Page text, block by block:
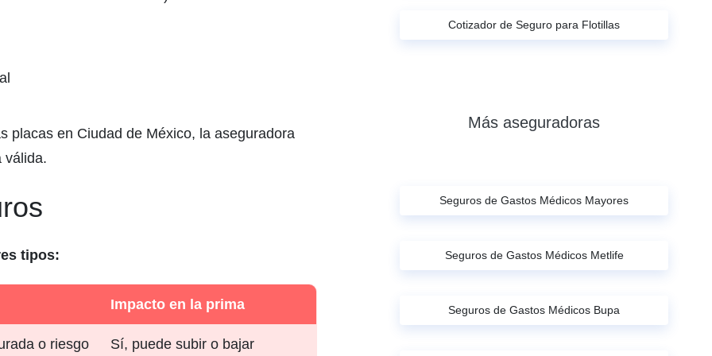
placas en Ciudad de México, la aseguradora
válida.
tipos:
Impacto en la prima
o riesgo Sí, puede subir o bajar
Cotizador de Seguro para Flotillas
Más aseguradoras
Seguros de Gastos Médicos Mayores
Seguros de Gastos Médicos Metlife
Seguros de Gastos Médicos Bupa